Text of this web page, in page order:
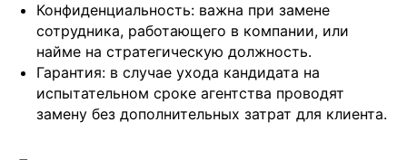
Конфиденциальность: важна при замене
сотрудника, работающего в компании, или
найме на стратегическую должность.
Гарантия: в случае ухода кандидата на
испытательном сроке агентства проводят
замену без дополнительных затрат для клиента.